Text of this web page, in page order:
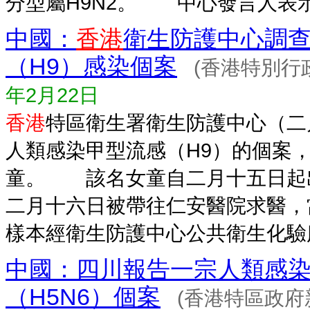
中國： 香港衛生防護中心調
（H9）感染個案
(香港特別行
年2月22日
香港特區衛生署衛生防護中心（
人類感染甲型流感（H9）的個案
童。 該名女童自二月十五日起
二月十六日被帶往仁安醫院求醫
樣本經衛生防護中心公共衛生化
中國：四川報告一宗人類感
（H5N6）個案
(香港特區政